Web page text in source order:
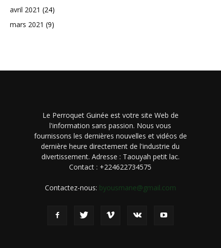
avril 2021 (24)
mars 2021 (9)
Le Perroquet Guinée est votre site Web de
l'information sans passion. Nous vous
fournissons les dernières nouvelles et vidéos de
dernière heure directement de l'industrie du
divertissement. Adresse : Taouyah petit lac.
Contact : +224622734575
Contactez-nous: byousmane@gmail.com